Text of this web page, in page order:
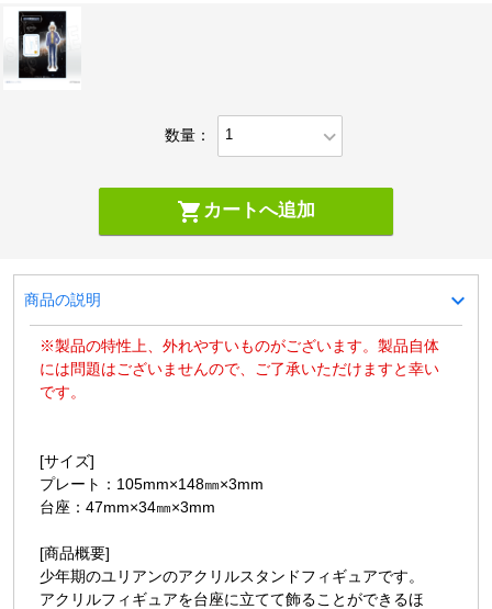
数量： expand_more
shopping_cart カートへ追加
商品の説明 expand_more
※製品の特性上、外れやすいものがございます。製品自体
には問題はございませんので、ご了承いただけますと幸い
です。
[サイズ]
プレート：105mm×148㎜×3mm
台座：47mm×34㎜×3mm
[商品概要]
少年期のユリアンのアクリルスタンドフィギュアです。
アクリルフィギュアを台座に立てて飾ることができるほ